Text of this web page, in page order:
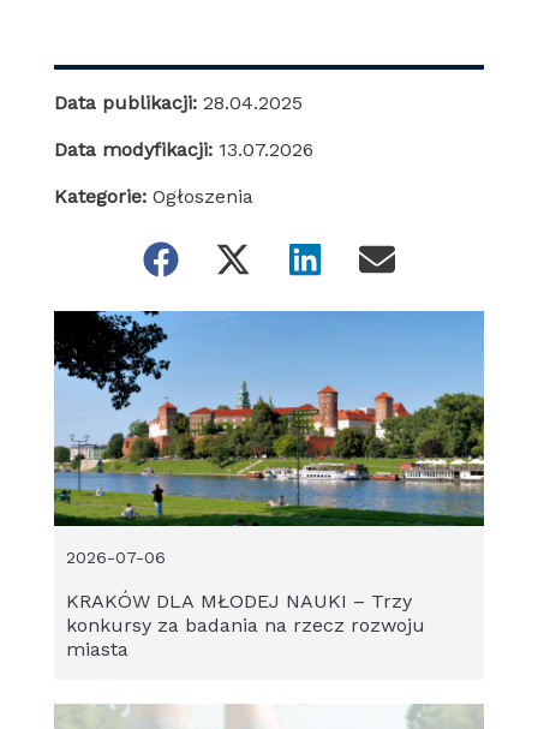
Data publikacji: 28.04.2025
Data modyfikacji: 13.07.2026
Kategorie: Ogłoszenia
KRAKÓW DLA MŁODEJ NAUKI – Trzy
konkursy za badania na rzecz rozwoju
miasta
2026-07-06